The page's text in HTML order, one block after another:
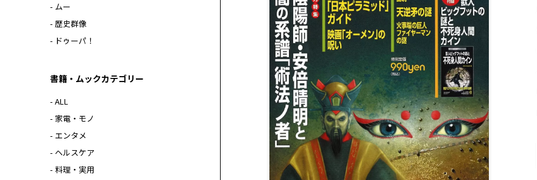
- ムー
- 歴史群像
- ドゥーパ！
書籍・ムックカテゴリー
- ALL
- 家電・モノ
- エンタメ
- ヘルスケア
- 料理・実用